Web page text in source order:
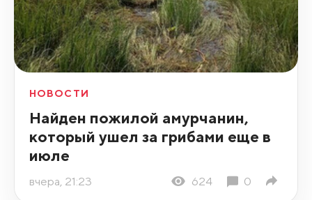
НОВОСТИ
Найден пожилой амурчанин,
который ушел за грибами еще в
июле
вчера, 21:23 624 0